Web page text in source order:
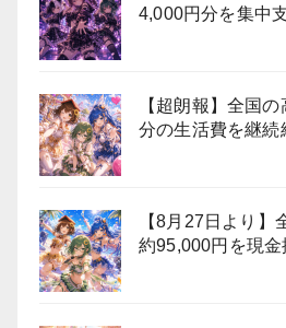
4,000円分を集中
【超朗報】全国
分の生活費を継続
【8月27日より】
約95,000円を現金